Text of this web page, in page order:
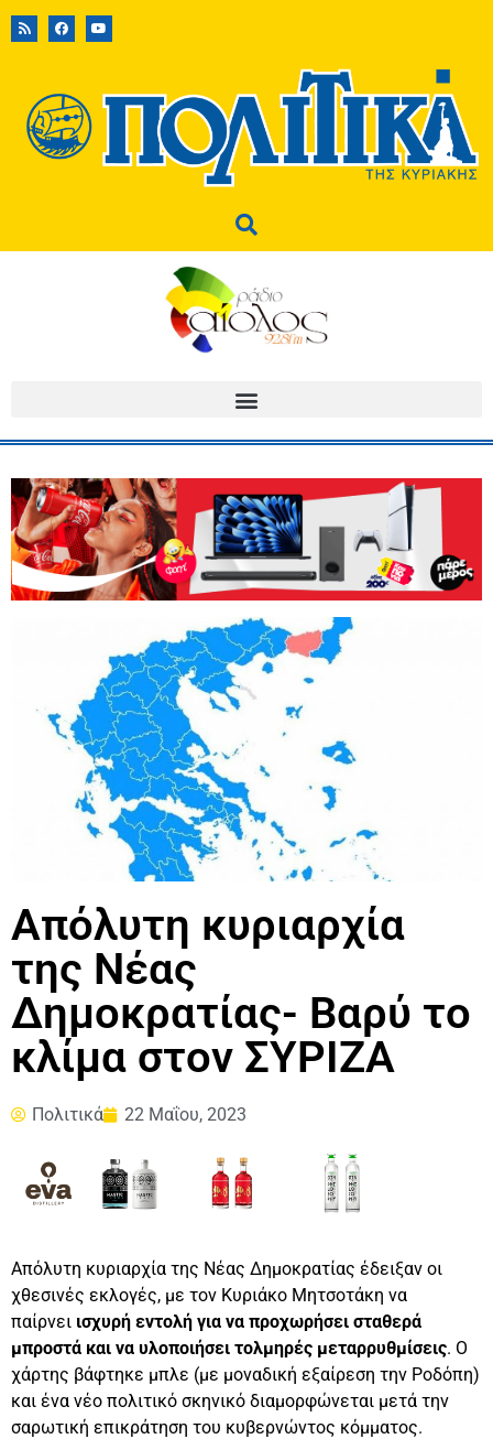
Απόλυτη κυριαρχία
της Νέας
Δημοκρατίας- Βαρύ το
κλίμα στον ΣΥΡΙΖΑ
Πολιτικά 22 Μαΐου, 2023
Απόλυτη κυριαρχία της Νέας Δημοκρατίας έδειξαν οι
χθεσινές εκλογές, με τον Κυριάκο Μητσοτάκη να
παίρνει ισχυρή εντολή για να προχωρήσει σταθερά
μπροστά και να υλοποιήσει τολμηρές μεταρρυθμίσεις. Ο
χάρτης βάφτηκε μπλε (με μοναδική εξαίρεση την Ροδόπη)
και ένα νέο πολιτικό σκηνικό διαμορφώνεται μετά την
σαρωτική επικράτηση του κυβερνώντος κόμματος.